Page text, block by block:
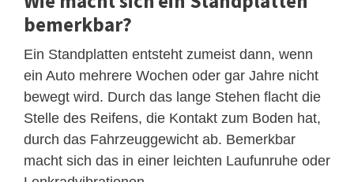
bemerkbar?
Ein Standplatten entsteht zumeist dann, wenn
ein Auto mehrere Wochen oder gar Jahre nicht
bewegt wird. Durch das lange Stehen flacht die
Stelle des Reifens, die Kontakt zum Boden hat,
durch das Fahrzeuggewicht ab. Bemerkbar
macht sich das in einer leichten Laufunruhe oder